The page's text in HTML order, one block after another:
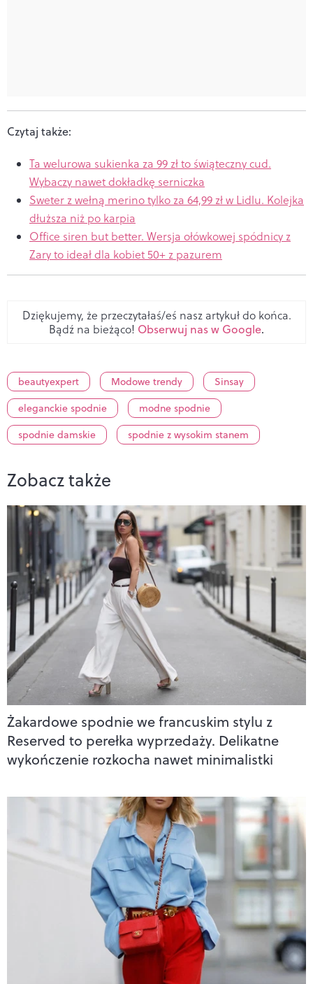
Czytaj także:
Ta welurowa sukienka za 99 zł to świąteczny cud.
Wybaczy nawet dokładkę serniczka
Sweter z wełną merino tylko za 64,99 zł w Lidlu. Kolejka
dłuższa niż po karpia
Office siren but better. Wersja ołówkowej spódnicy z
Zary to ideał dla kobiet 50+ z pazurem
Dziękujemy, że przeczytałaś/eś nasz artykuł do końca.
Bądź na bieżąco! Obserwuj nas w Google.
beautyexpert Modowe trendy
Sinsay
eleganckie spodnie
modne spodnie
spodnie damskie
spodnie z wysokim stanem
Zobacz także
Żakardowe spodnie we francuskim stylu z
Reserved to perełka wyprzedaży. Delikatne
wykończenie rozkocha nawet minimalistki